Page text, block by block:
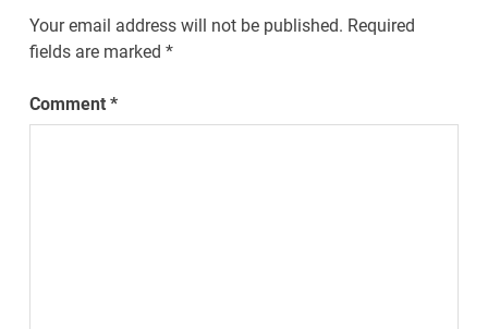
Your email address will not be published. Required
fields are marked*
Comment*